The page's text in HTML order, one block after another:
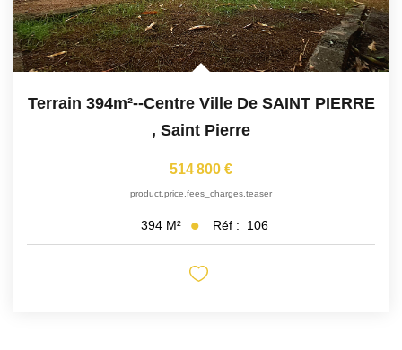
Terrain 394m²--centre Ville De SAINT PIERRE
, Saint Pierre
514 800 €
product.price.fees_charges.teaser
394 M² Réf : 106